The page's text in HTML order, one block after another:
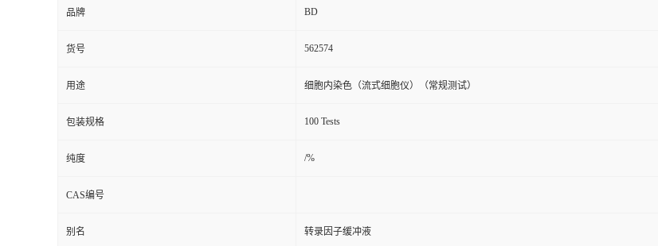
品牌 BD
货号 562574
用途 细胞内染色（流式细胞仪）（常规测试）
包装规格 100 Tests
纯度 /%
CAS编号
别名 转录因子缓冲液